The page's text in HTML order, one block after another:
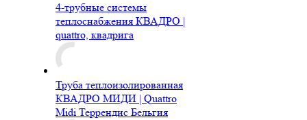
4-трубные системы
теплоснабжения КВАДРО |
quattro, квадрига
Труба теплоизолированная
КВАДРО МИДИ | Quattro
Midi Террендис Бельгия